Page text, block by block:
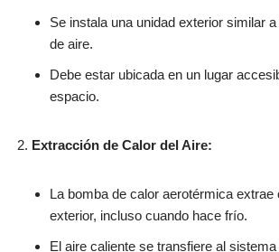
Se instala una unidad exterior similar
de aire.
Debe estar ubicada en un lugar
espacio.
Extracción de Calor del Aire:
La bomba de calor aerotérmica extrae
exterior, incluso cuando hace frío.
El aire caliente se transfiere al